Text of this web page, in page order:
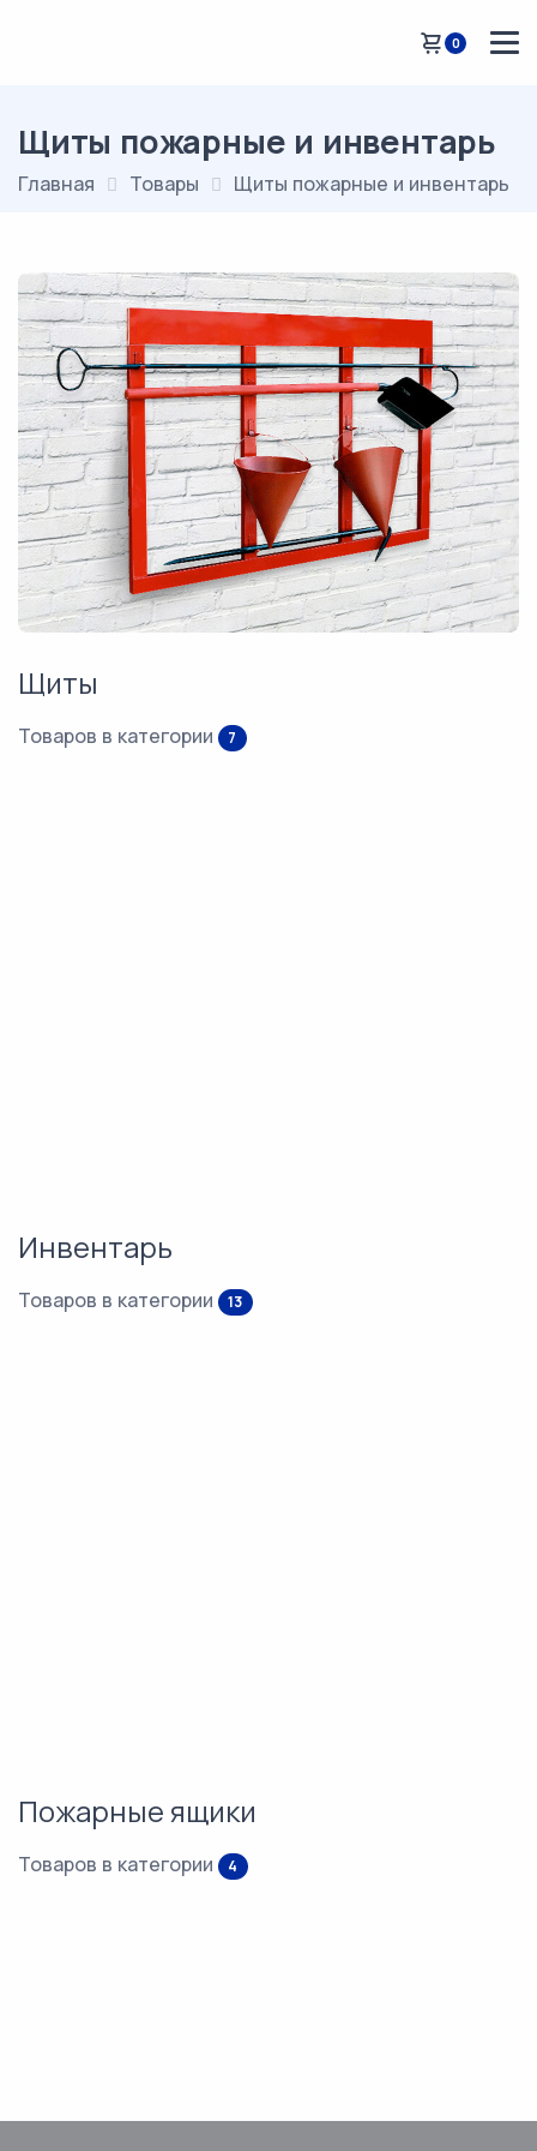
0
Щиты пожарные и инвентарь
Главная Товары Щиты пожарные и инвентарь
Щиты
Товаров в категории 7
Инвентарь
Товаров в категории 13
Пожарные ящики
Товаров в категории 4